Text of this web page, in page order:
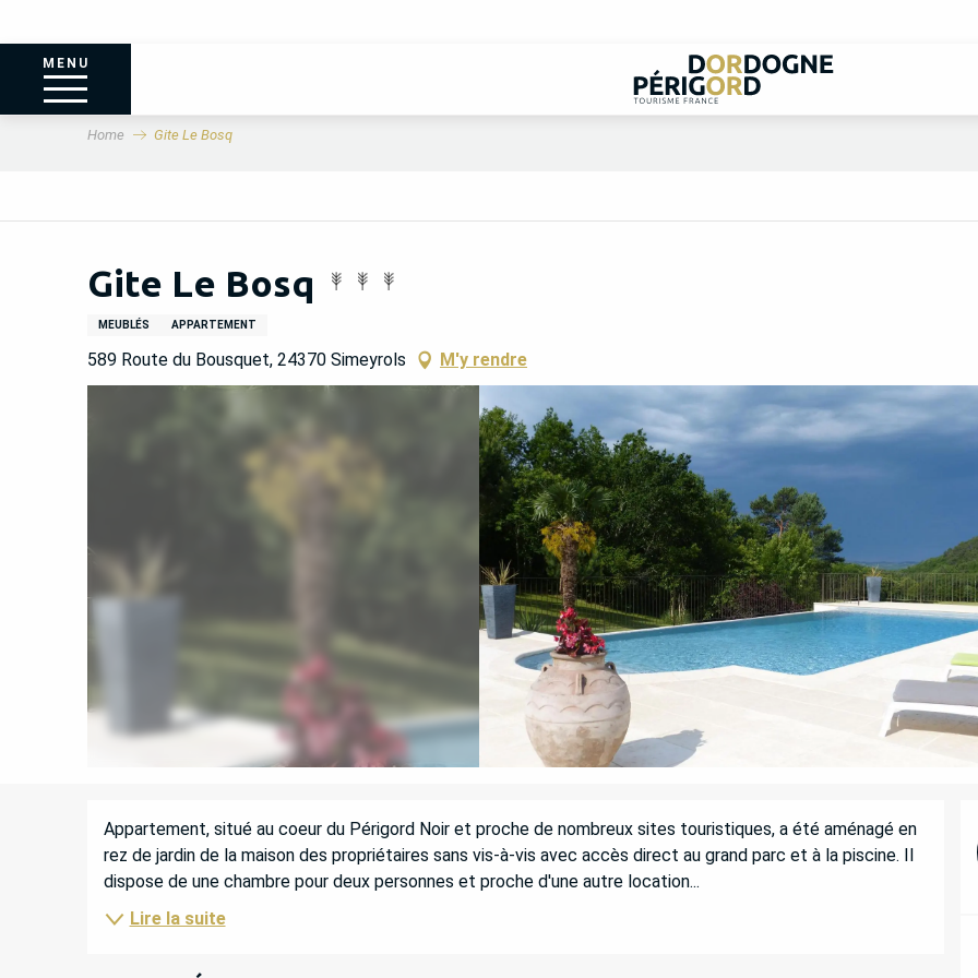
MENU
Home Gite Le Bosq
Gite Le Bosq
MEUBLÉS APPARTEMENT
589 Route du Bousquet, 24370 Simeyrols M'y rendre
DESCRIPTION
Appartement, situé au coeur du Périgord Noir et proche de nombreux sites touristiques, a été aménagé en
rez de jardin de la maison des propriétaires sans vis-à-vis avec accès direct au grand parc et à la piscine. Il
dispose de une chambre pour deux personnes et proche d'une autre location...
Lire la suite